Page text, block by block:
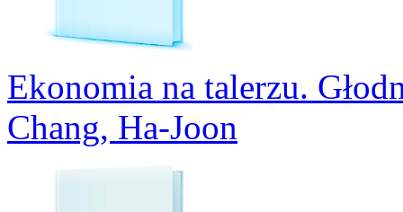
Ekonomia na talerzu.
Chang, Ha-Joon